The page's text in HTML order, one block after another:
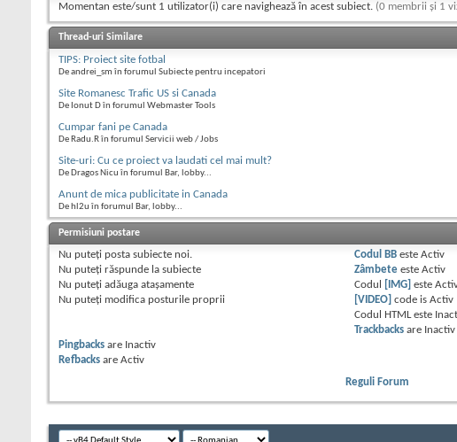
Momentan este/sunt 1 utilizator(i) care navighează în acest subiect. (0 membrii și 1
Thread-uri Similare
TIPS: Proiect site fotbal
De andrei_sm în forumul Subiecte pentru incepatori
Site Romanesc Trafic US si Canada
De Ionut D în forumul Webmaster Tools
Cumpar fani pe Canada
De Radu.R în forumul Servicii web / Jobs
Site-uri: Cu ce proiect va laudati cel mai mult?
De Dragos Nicu în forumul Bar, lobby...
Anunt de mica publicitate in Canada
De hl2u în forumul Bar, lobby...
Permisiuni postare
Nu puteţi posta subiecte noi.
Nu puteţi răspunde la subiecte
Nu puteţi adăuga ataşamente
Nu puteţi modifica posturile proprii
Codul BB esteActiv
Zâmbete esteActiv
Codul
[IMG] este
[VIDEO] code isActiv
Codul HTML este
Trackbacks are Inactiv
Pingbacks are Inactiv
Refbacks are Activ
Reguli Forum